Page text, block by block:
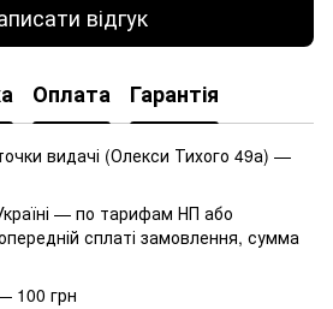
відгук
Оплата Гарантія
видачі (Олекси Тихого 49а) —
— по тарифам НП або
сплаті замовлення, сумма
100 грн